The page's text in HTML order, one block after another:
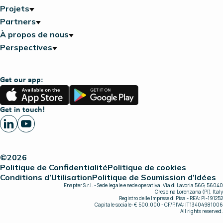
Projets
Partners
À propos de nous
Perspectives
Get our app:
App
Store
Google
Play
Get in touch!
©2026
Politique de ConfidentialitéPolitique de cookies
Conditions d’UtilisationPolitique de Soumission d’Idées
Enapter S.r.l. - Sede legale e sede operativa: Via di Lavoria 56G, 56040
Crespina Lorenzana (PI), Italy
Registro delle Imprese di Pisa - REA: PI-191252
Capitale sociale: € 500.000 - CF/P.IVA: IT13404981006
All rights reserved.